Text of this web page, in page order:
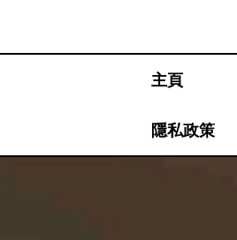
主頁
隱私政策